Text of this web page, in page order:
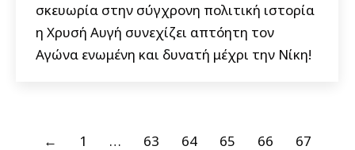
σκευωρία στην σύγχρονη πολιτική ιστορία
η Χρυσή Αυγή συνεχίζει απτόητη τον
Αγώνα ενωμένη και δυνατή μέχρι την Νίκη!
← 1 … 63 64 65 66 67